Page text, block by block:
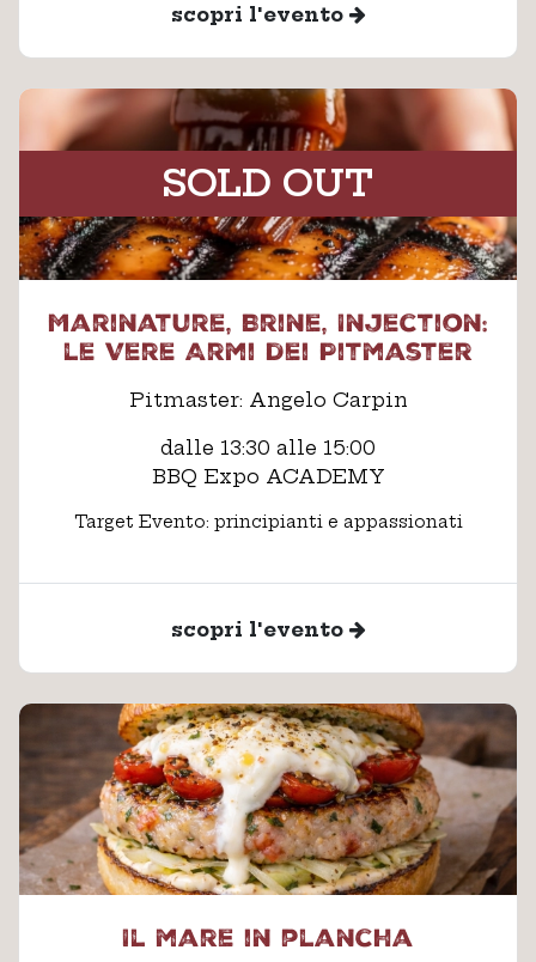
scopri l'evento
SOLD OUT
Marinature, Brine, Injection:
le Vere Armi dei Pitmaster
Pitmaster: Angelo Carpin
dalle 13:30 alle 15:00
BBQ Expo ACADEMY
Target Evento: principianti e appassionati
scopri l'evento
Il mare in plancha